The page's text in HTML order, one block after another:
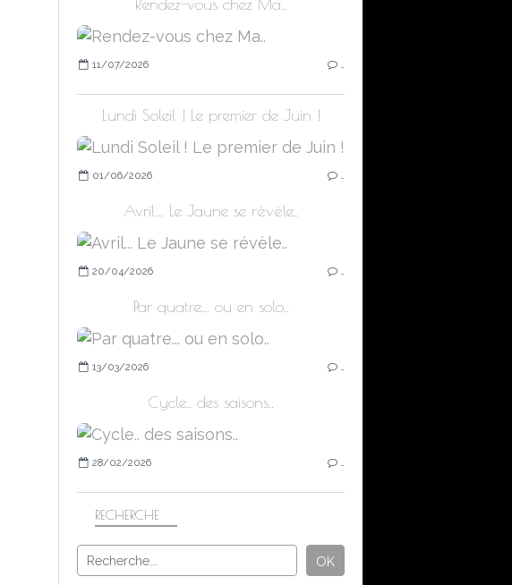
RECHERCHE
11/07/2026
Lundi Soleil ! Le premier de Juin !
01/06/2026
Avril... Le Jaune se révèle..
20/04/2026
Par quatre... ou en solo..
13/03/2026
Cycle.. des saisons..
28/02/2026